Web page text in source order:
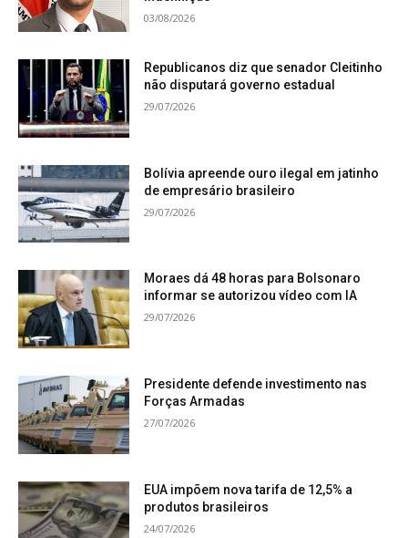
03/08/2026
Republicanos diz que senador Cleitinho
não disputará governo estadual
29/07/2026
Bolívia apreende ouro ilegal em jatinho
de empresário brasileiro
29/07/2026
Moraes dá 48 horas para Bolsonaro
informar se autorizou vídeo com IA
29/07/2026
Presidente defende investimento nas
Forças Armadas
27/07/2026
EUA impõem nova tarifa de 12,5% a
produtos brasileiros
24/07/2026